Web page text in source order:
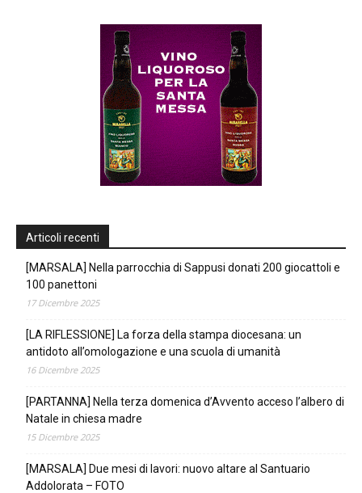
Articoli recenti
[MARSALA] Nella parrocchia di Sappusi donati 200 giocattoli e
100 panettoni
17 Dicembre 2025
[LA RIFLESSIONE] La forza della stampa diocesana: un
antidoto all’omologazione e una scuola di umanità
16 Dicembre 2025
[PARTANNA] Nella terza domenica d’Avvento acceso l’albero di
Natale in chiesa madre
15 Dicembre 2025
[MARSALA] Due mesi di lavori: nuovo altare al Santuario
Addolorata – FOTO